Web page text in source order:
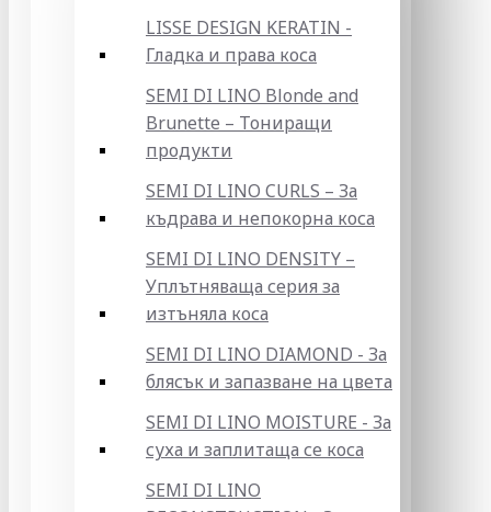
LISSE DESIGN KERATIN -
Гладка и права коса
SEMI DI LINO Blonde and
Brunette – Тониращи
продукти
SEMI DI LINO CURLS – За
къдрава и непокорна коса
SEMI DI LINO DENSITY –
Уплътняваща серия за
изтъняла коса
SEMI DI LINO DIAMOND - За
блясък и запазване на цвета
SEMI DI LINO MOISTURE - За
суха и заплитаща се коса
SEMI DI LINO